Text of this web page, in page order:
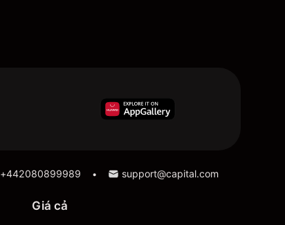
+442080899989 • support@capital.com
Giá cả